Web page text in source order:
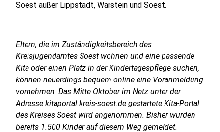
Soest außer Lippstadt, Warstein und Soest.
Eltern, die im Zuständigkeitsbereich des
Kreisjugendamtes Soest wohnen und eine passende
Kita oder einen Platz in der Kindertagespflege suchen,
können neuerdings bequem online eine Voranmeldung
vornehmen. Das Mitte Oktober im Netz unter der
Adresse kitaportal.kreis-soest.de gestartete Kita-Portal
des Kreises Soest wird angenommen. Bisher wurden
bereits 1.500 Kinder auf diesem Weg gemeldet.